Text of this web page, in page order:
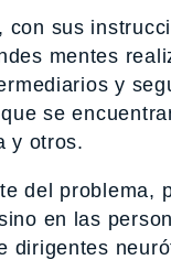
con sus
mentes
y
se
y otros.
del problema,
en las
dirigentes